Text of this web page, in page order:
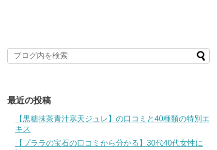
最近の投稿
【黒糖抹茶青汁寒天ジュレ】の口コミと40種類の特別エ
キス
【プララの宝石の口コミから分かる】30代40代女性に